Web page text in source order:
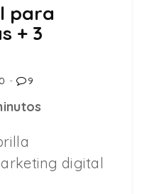
para
+ 3
9
digital